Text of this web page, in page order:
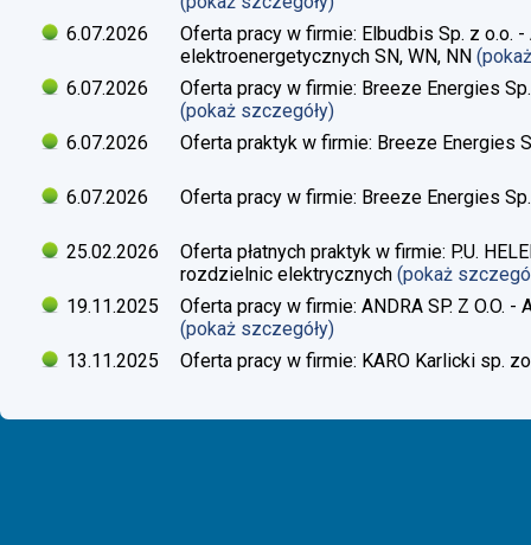
6.07.2026
Oferta pracy w firmie: Elbudbis Sp. z
elektroenergetycznych SN, WN, NN
6.07.2026
Oferta pracy w firmie: Breeze Energies
(pokaż szczegóły)
6.07.2026
Oferta praktyk w firmie: Breeze Energies
6.07.2026 Oferta pracy w firmie: Breeze Energies
25.02.2026
Oferta płatnych praktyk w firmie: P.U.
rozdzielnic elektrycznych (pokaż
19.11.2025
Oferta pracy w firmie: ANDRA SP. Z O.O.
(pokaż szczegóły)
13.11.2025
Oferta pracy w firmie: KARO Karlicki sp.